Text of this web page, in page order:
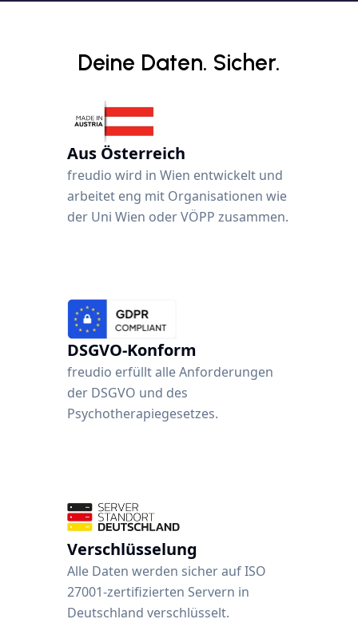
Deine Daten. Sicher.
Aus Österreich
freudio wird in Wien entwickelt und
arbeitet eng mit Organisationen wie
der Uni Wien oder VÖPP zusammen.
Verschlüsselung
Alle Daten werden sicher auf ISO
27001-zertifizierten Servern in
Deutschland verschlüsselt.
DSGVO-Konform
freudio erfüllt alle Anforderungen
der DSGVO und des
Psychotherapiegesetzes.